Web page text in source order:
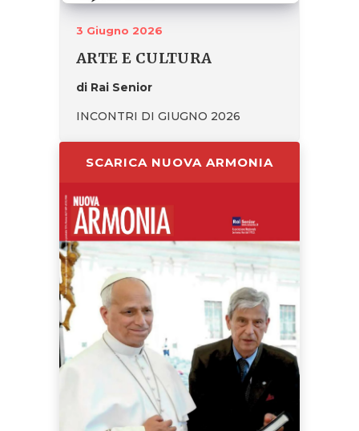
3 Giugno 2026
ARTE E CULTURA
di Rai Senior
INCONTRI DI GIUGNO 2026
SCARICA NUOVA ARMONIA